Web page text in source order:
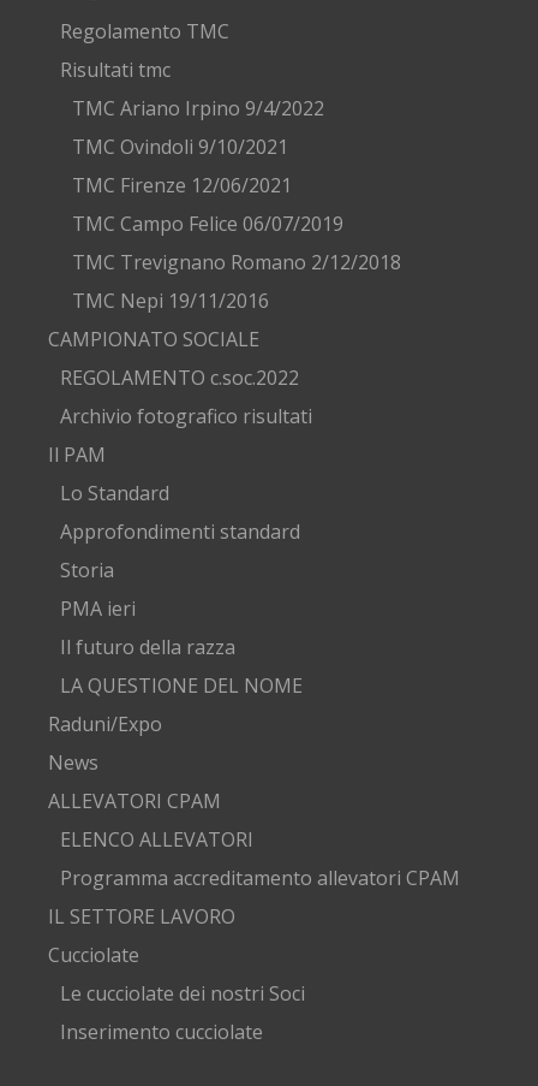
Regolamento TMC
Risultati tmc
TMC Ariano Irpino 9/4/2022
TMC Ovindoli 9/10/2021
TMC Firenze 12/06/2021
TMC Campo Felice 06/07/2019
TMC Trevignano Romano 2/12/2018
TMC Nepi 19/11/2016
CAMPIONATO SOCIALE
REGOLAMENTO c.soc.2022
Archivio fotografico risultati
Il PAM
Lo Standard
Approfondimenti standard
Storia
PMA ieri
Il futuro della razza
LA QUESTIONE DEL NOME
Raduni/Expo
News
ALLEVATORI CPAM
ELENCO ALLEVATORI
Programma accreditamento allevatori CPAM
IL SETTORE LAVORO
Cucciolate
Le cucciolate dei nostri Soci
Inserimento cucciolate